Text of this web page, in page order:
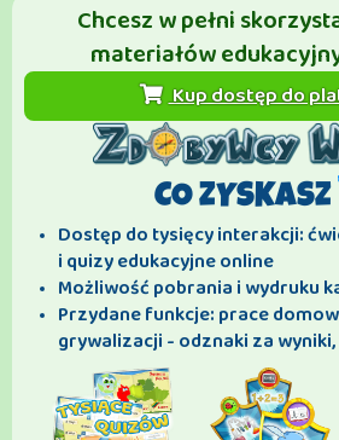
Chcesz w pełni
materiałów
Kup dostęp do
CO ZYSKASZ
Dostęp do tysięcy interakcji:
i quizy edukacyjne online
Możliwość pobrania i wydruku
Przydane funkcje: prace
grywalizacji - odznaki za